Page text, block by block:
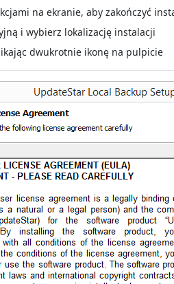
na ekranie, aby zakończyć
i wybierz lokalizację instalacji
dwukrotnie ikonę na pulpicie